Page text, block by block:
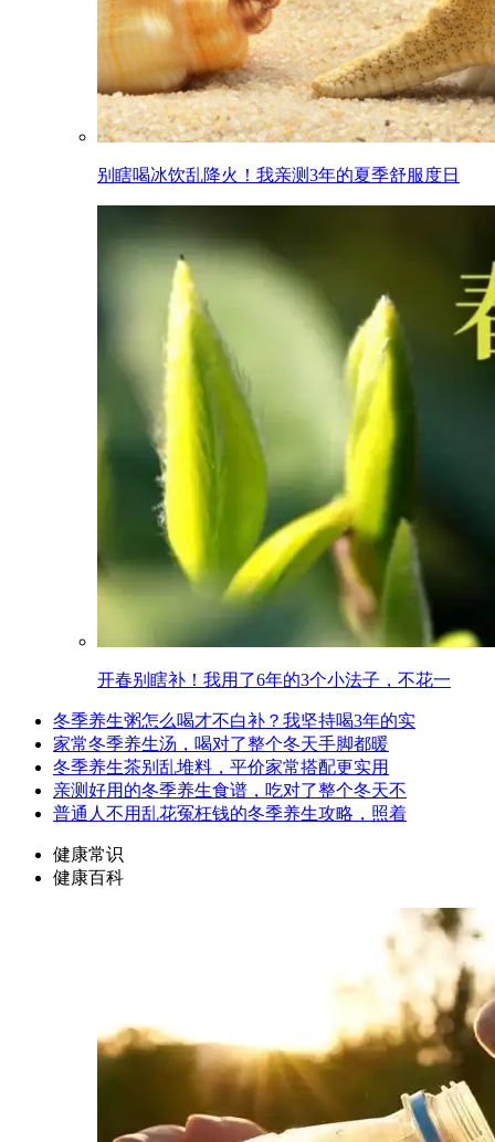
别瞎喝冰饮乱降火！我亲测3年的夏季舒服度日
开春别瞎补！我用了6年的3个小法子，不花一
冬季养生粥怎么喝才不白补？我坚持喝3年的实
家常冬季养生汤，喝对了整个冬天手脚都暖
冬季养生茶别乱堆料，平价家常搭配更实用
亲测好用的冬季养生食谱，吃对了整个冬天不
普通人不用乱花冤枉钱的冬季养生攻略，照着
健康常识
健康百科